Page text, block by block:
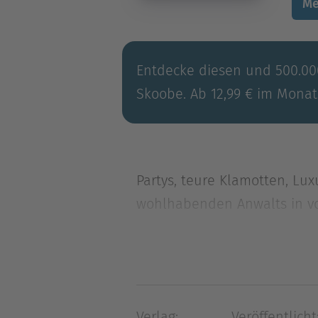
Entdecke diesen und
Skoobe. Ab 12,99 € im
Partys, teure Klamotten,
wohlhabenden Anwalts in
Partys, teure Klamotten,